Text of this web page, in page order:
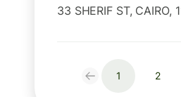
33 SHERIF ST, CAIRO,
1 2